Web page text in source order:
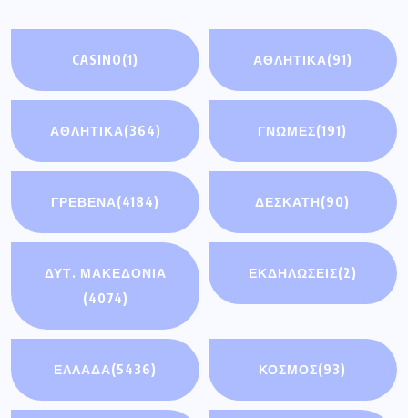
CASINO(1) ΑΘΛΗΤΙΚΆ(91)
ΑΘΛΗΤΙΚΑ(364) ΓΝΩΜΕΣ(191)
ΓΡΕΒΕΝΑ(4184) ΔΕΣΚΑΤΗ(90)
ΔΥΤ. ΜΑΚΕΔΟΝΙΑ
(4074)
ΕΚΔΗΛΩΣΕΙΣ(2)
ΕΛΛΑΔΑ(5436) ΚΟΣΜΟΣ(93)